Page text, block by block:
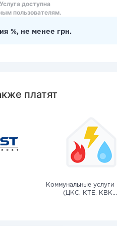
Услуга доступна
пользователям.
%, не менее грн.
платят
Коммунальные услуги
(ЦКС, КТЕ,